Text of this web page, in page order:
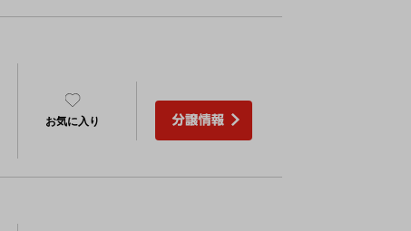
お気に入り